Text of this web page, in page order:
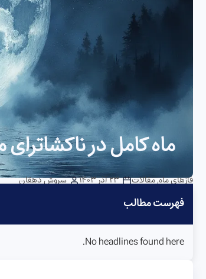
ماه کامل در ناکشاترای
فازهای ماه,مقالات 23 آذر 1403 سروش دهقان
فهرست مطالب
No headlines found here.